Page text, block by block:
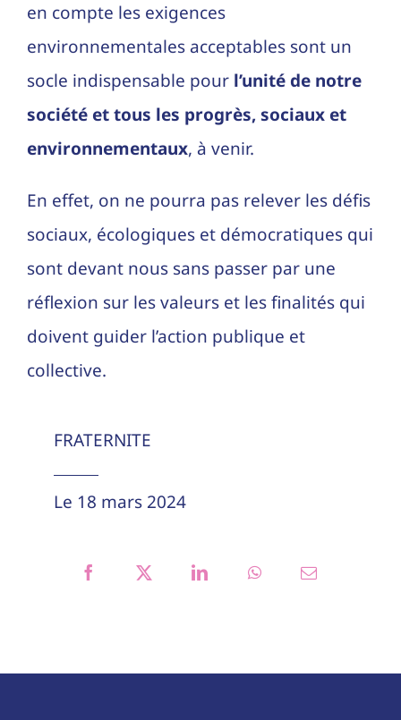
en compte les exigences
environnementales acceptables sont un
socle indispensable pour l’unité de notre
société et tous les progrès, sociaux et
environnementaux, à venir.
En effet, on ne pourra pas relever les défis
sociaux, écologiques et démocratiques qui
sont devant nous sans passer par une
réflexion sur les valeurs et les finalités qui
doivent guider l’action publique et
collective.
FRATERNITE
Le 18 mars 2024